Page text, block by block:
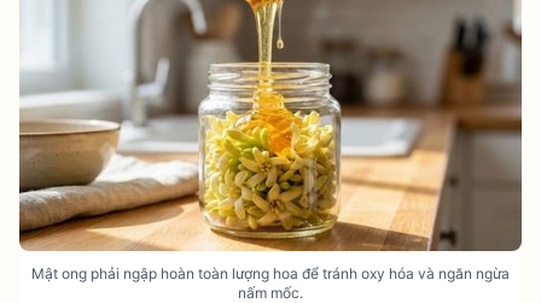
Mật ong phải ngập hoàn toàn lượng hoa để tránh oxy hóa và ngăn ngừa
nấm mốc.